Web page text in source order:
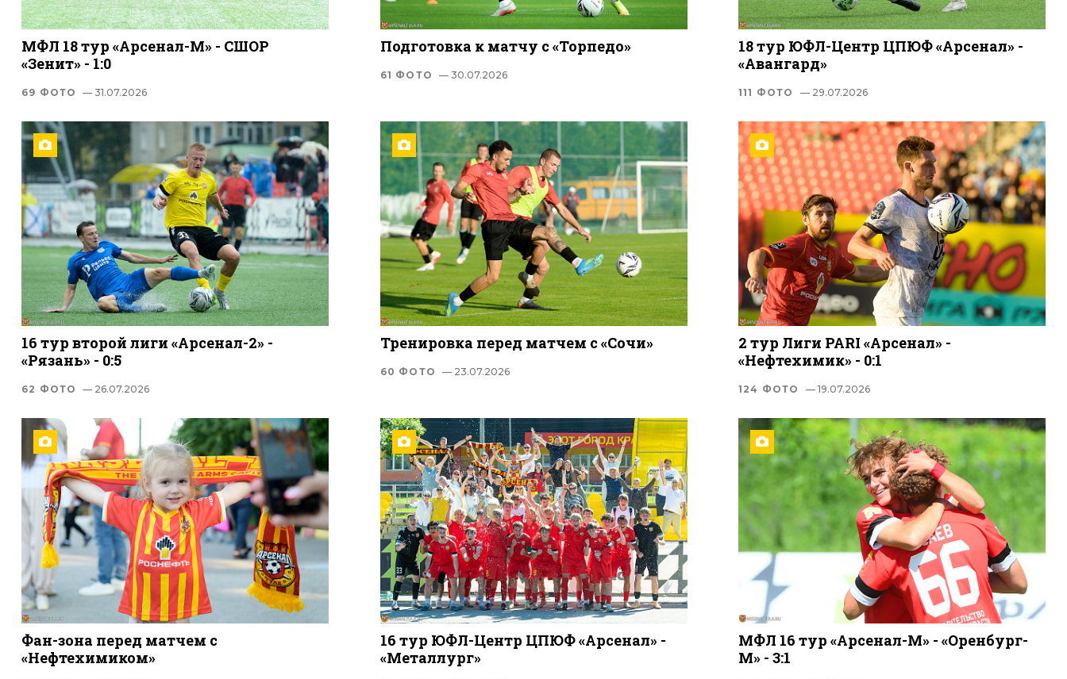
МФЛ 18 тур «Арсенал-М» - СШОР
«Зенит» - 1:0
69 ФОТО — 31.07.2026
Подготовка к матчу с «Торпедо»
61 ФОТО — 30.07.2026
18 тур ЮФЛ-Центр ЦПЮФ «Арсенал» -
«Авангард»
111 ФОТО — 29.07.2026
16 тур второй лиги «Арсенал-2» -
«Рязань» - 0:5
62 ФОТО — 26.07.2026
Тренировка перед матчем с «Сочи»
60 ФОТО — 23.07.2026
2 тур Лиги PARI «Арсенал» -
«Нефтехимик» - 0:1
124 ФОТО — 19.07.2026
Фан-зона перед матчем с
«Нефтехимиком»
16 тур ЮФЛ-Центр ЦПЮФ «Арсенал» -
«Металлург»
МФЛ 16 тур «Арсенал-М» - «Оренбург-
М» - 3:1